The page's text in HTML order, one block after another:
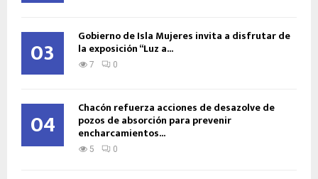
03 Gobierno de Isla Mujeres invita a disfrutar de
la exposición “Luz a...
7 0
04 Chacón refuerza acciones de desazolve de
pozos de absorción para prevenir
encharcamientos...
5 0